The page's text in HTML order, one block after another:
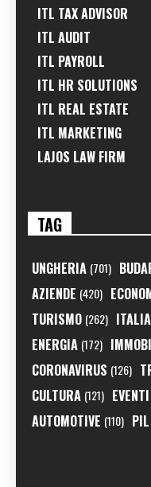
ITL TAX ADVISOR
ITL AUDIT
ITL PAYROLL
ITL HR SOLUTIONS
ITL REAL ESTATE
ITL MARKETING
LAJOS LAW FIRM
TAG
UNGHERIA (701)
AZIENDE (420)
TURISMO (262) ITALIA
ENERGIA (172)
CORONAVIRUS (126)
CULTURA (121) EVENTI
AUTOMOTIVE (110) PIL